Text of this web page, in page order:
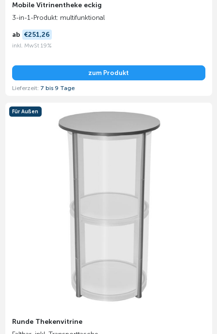
Mobile Vitrinentheke eckig
3-in-1-Produkt: multifunktional
ab €251,26
inkl. MwSt 19%
zum Produkt
Lieferzeit: 7 bis 9 Tage
Runde Thekenvitrine
Für Außen